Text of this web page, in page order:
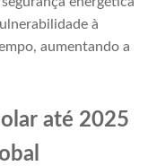
à
aumentando a
até 2025